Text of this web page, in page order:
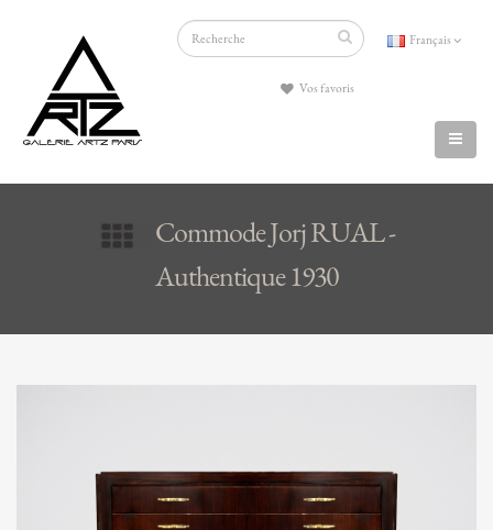
Français
Vos favoris
Commode Jorj RUAL -
Authentique 1930